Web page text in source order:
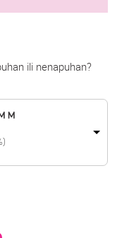
ili nenapuhan?
M